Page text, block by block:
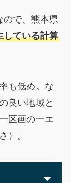
ので、熊本県
している計算
も低め。な
良い地域と
区画の一エ
）。